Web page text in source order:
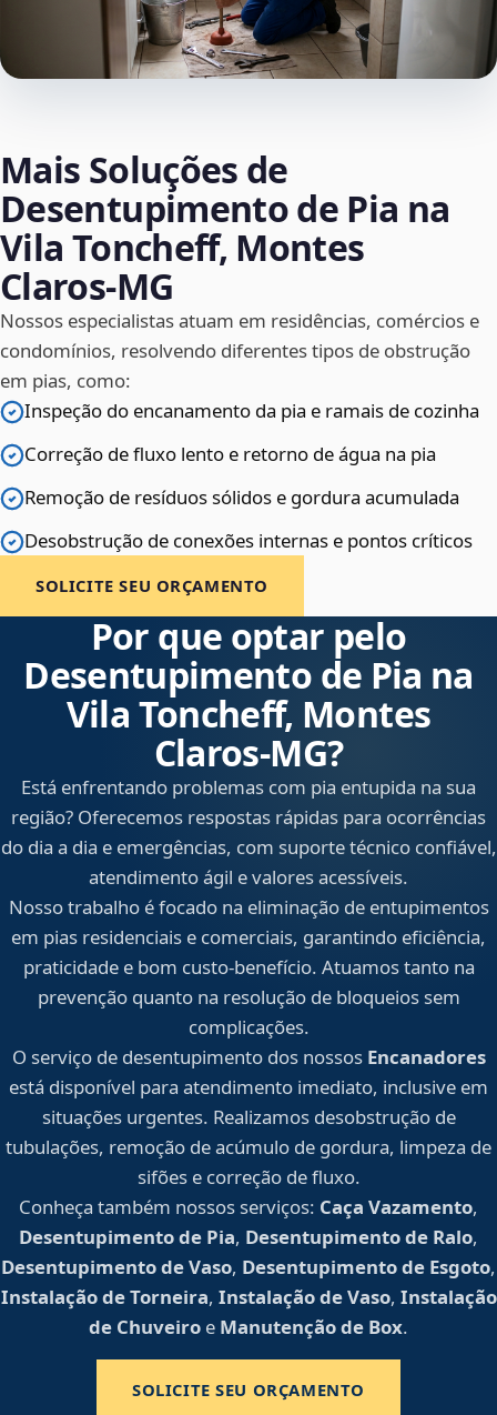
Mais Soluções de
Desentupimento de Pia na
Vila Toncheff, Montes
Claros‑MG
Nossos especialistas atuam em residências, comércios e
condomínios, resolvendo diferentes tipos de obstrução
em pias, como:
Inspeção do encanamento da pia e ramais de cozinha
Correção de fluxo lento e retorno de água na pia
Remoção de resíduos sólidos e gordura acumulada
Desobstrução de conexões internas e pontos críticos
SOLICITE SEU ORÇAMENTO
Por que optar pelo
Desentupimento de Pia na
Vila Toncheff, Montes
Claros‑MG?
Está enfrentando problemas com pia entupida na sua
região? Oferecemos respostas rápidas para ocorrências
do dia a dia e emergências, com suporte técnico confiável,
atendimento ágil e valores acessíveis.
Nosso trabalho é focado na eliminação de entupimentos
em pias residenciais e comerciais, garantindo eficiência,
praticidade e bom custo-benefício. Atuamos tanto na
prevenção quanto na resolução de bloqueios sem
complicações.
O serviço de desentupimento dos nossos Encanadores
está disponível para atendimento imediato, inclusive em
situações urgentes. Realizamos desobstrução de
tubulações, remoção de acúmulo de gordura, limpeza de
sifões e correção de fluxo.
Conheça também nossos serviços: Caça Vazamento,
Desentupimento de Pia, Desentupimento de Ralo,
Desentupimento de Vaso, Desentupimento de Esgoto,
Instalação de Torneira, Instalação de Vaso, Instalação
de Chuveiro e Manutenção de Box.
SOLICITE SEU ORÇAMENTO